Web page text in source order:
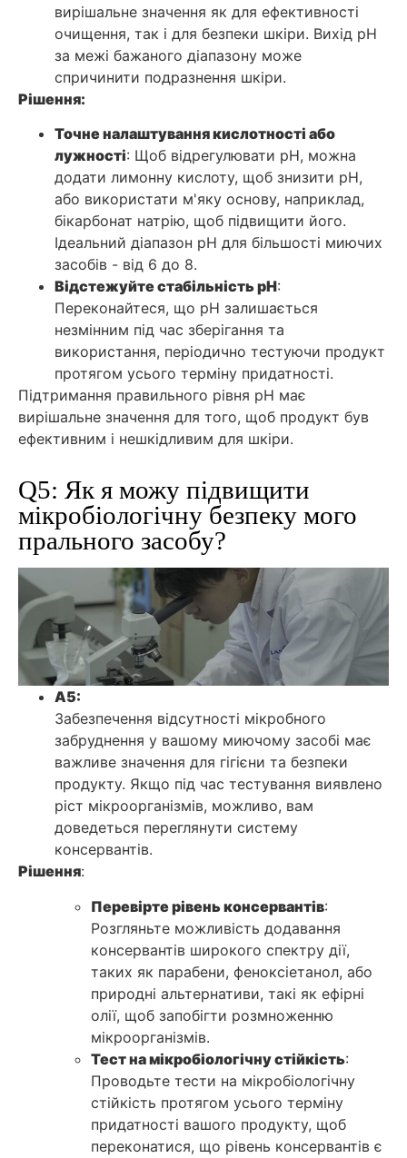
вирішальне значення як для ефективності
очищення, так і для безпеки шкіри. Вихід рН
за межі бажаного діапазону може
спричинити подразнення шкіри.
Рішення:
Точне налаштування кислотності або
лужності: Щоб відрегулювати рН, можна
додати лимонну кислоту, щоб знизити рН,
або використати м'яку основу, наприклад,
бікарбонат натрію, щоб підвищити його.
Ідеальний діапазон рН для більшості миючих
засобів - від 6 до 8.
Відстежуйте стабільність рН:
Переконайтеся, що рН залишається
незмінним під час зберігання та
використання, періодично тестуючи продукт
протягом усього терміну придатності.
Підтримання правильного рівня рН має
вирішальне значення для того, щоб продукт був
ефективним і нешкідливим для шкіри.
Q5: Як я можу підвищити
мікробіологічну безпеку мого
прального засобу?
A5:
Забезпечення відсутності мікробного
забруднення у вашому миючому засобі має
важливе значення для гігієни та безпеки
продукту. Якщо під час тестування виявлено
ріст мікроорганізмів, можливо, вам
доведеться переглянути систему
консервантів.
Рішення:
Перевірте рівень консервантів:
Розгляньте можливість додавання
консервантів широкого спектру дії,
таких як парабени, феноксіетанол, або
природні альтернативи, такі як ефірні
олії, щоб запобігти розмноженню
мікроорганізмів.
Тест на мікробіологічну стійкість:
Проводьте тести на мікробіологічну
стійкість протягом усього терміну
придатності вашого продукту, щоб
переконатися, що рівень консервантів є